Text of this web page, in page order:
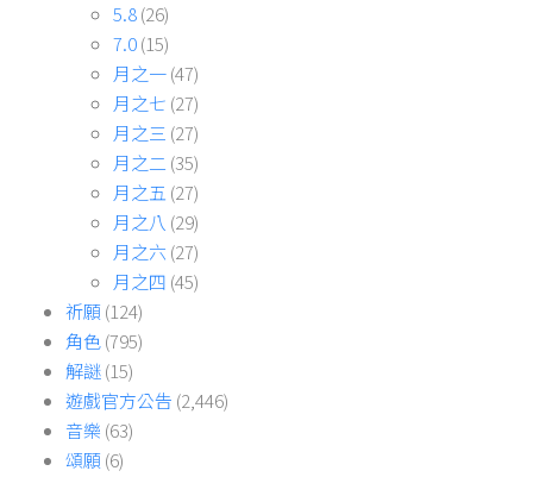
5.8(26)
7.0(15)
月之一(47)
月之七 (27)
月之三 (27)
月之二(35)
月之五 (27)
月之八 (29)
月之六 (27)
月之四 (45)
祈願(124)
角色(795)
解謎(15)
遊戲官方公告 (2,446)
音樂 (63)
頌願(6)